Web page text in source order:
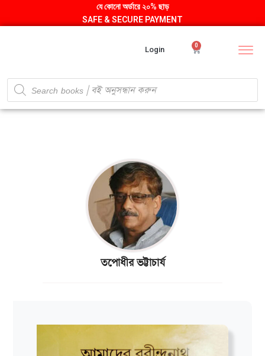
যে কোনো অর্ডারে ২০% ছাড়
SAFE & SECURE PAYMENT
Login 0
তপোধীর ভট্টাচার্য